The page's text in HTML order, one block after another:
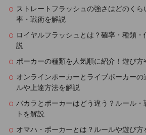
ストレートフラッシュの強さはどのく
率・戦術を解説
ロイヤルフラッシュとは？確率・種類
説
ポーカーの種類を人気順に紹介！遊び
オンラインポーカーとライブポーカーの
ルや上達方法を解説
バカラとポーカーはどう違う？ルール・
トを解説
オマハ・ポーカーとは？ルールや遊び方